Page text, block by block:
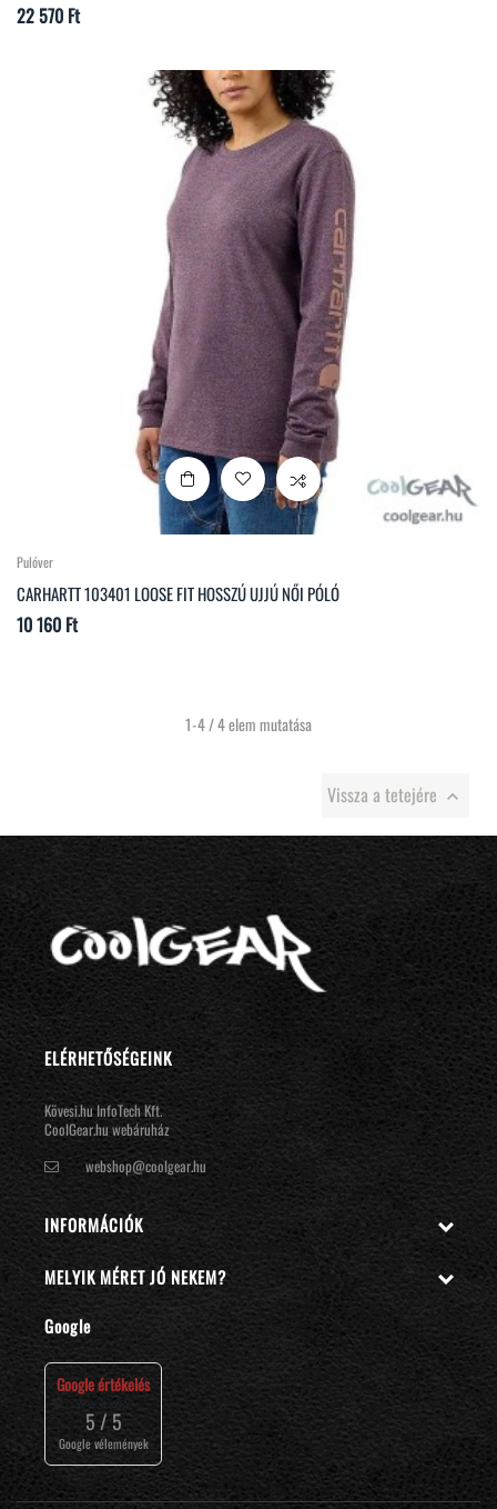
Ár
22 570 Ft
Pulóver
CARHARTT 103401 LOOSE FIT HOSSZÚ UJJÚ NŐI PÓLÓ
Ár
10 160 Ft
1-4 / 4 elem mutatása
Vissza a tetejére 
ELÉRHETŐSÉGEINK
Kövesi.hu InfoTech Kft.
CoolGear.hu webáruház
webshop@coolgear.hu
INFORMÁCIÓK 
MELYIK MÉRET JÓ NEKEM? 
Google
Google értékelés
⭐⭐⭐⭐⭐
5 / 5
Google vélemények